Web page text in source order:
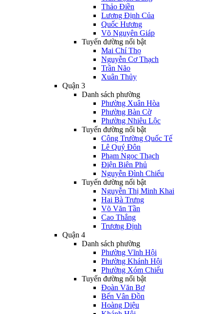
Thảo Điền
Lương Định Của
Quốc Hương
Võ Nguyên Giáp
Tuyến đường nổi bật
Mai Chí Thọ
Nguyễn Cơ Thạch
Trần Não
Xuân Thủy
Quận 3
Danh sách phường
Phường Xuân Hòa
Phường Bàn Cờ
Phường Nhiêu Lộc
Tuyến đường nổi bật
Công Trường Quốc Tế
Lê Quý Đôn
Phạm Ngọc Thạch
Điện Biên Phủ
Nguyễn Đình Chiểu
Tuyến đường nổi bật
Nguyễn Thị Minh Khai
Hai Bà Trưng
Võ Văn Tần
Cao Thắng
Trương Định
Quận 4
Danh sách phường
Phường Vĩnh Hội
Phường Khánh Hội
Phường Xóm Chiếu
Tuyến đường nổi bật
Đoàn Văn Bơ
Bến Vân Đồn
Hoàng Diệu